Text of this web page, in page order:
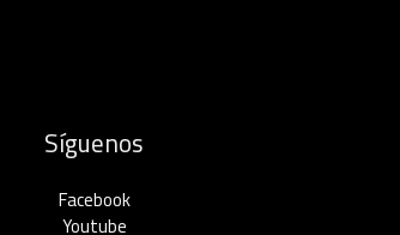
Síguenos
Facebook
Youtube